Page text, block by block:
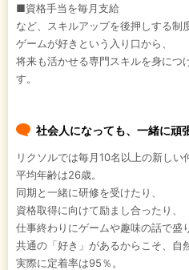
■資格手当を毎月支給
など、スキルアップを後押しする制
ゲームが好きという入り口から、
将来も活かせる専門スキルを身につ
す。
社会人になっても、一緒に頑
リクソルでは毎月10名以上の新しい
平均年齢は26歳。
同期と一緒に研修を受けたり、
資格取得に向けて励まし合ったり、
仕事終わりにゲームや趣味の話で盛
共通の「好き」があるからこそ、自
実際に定着率は95％。